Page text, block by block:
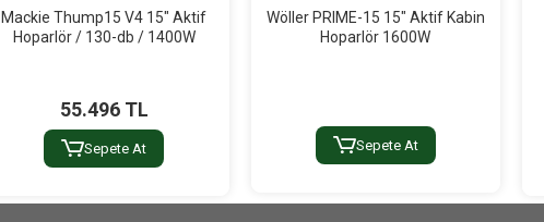
Mackie Thump15 V4 15" Aktif
Hoparlör / 130-db / 1400W
55.496 TL
Sepete At
Wöller PRIME-15 15" Aktif Kabin
Hoparlör 1600W
Sepete At